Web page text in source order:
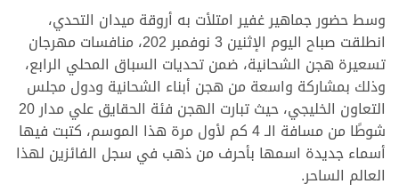
وسط حضور جماهير غفير امتلأت به أروقة ميدان التحدي،
انطلقت صباح اليوم الإثنين 3 نوفمبر 202، منافسات مهرجان
تسعيرة هجن الشحانية، ضمن تحديات السباق المحلي الرابع،
وذلك بمشاركة واسعة من هجن أبناء الشحانية ودول مجلس
التعاون الخليجي، حيث تبارت الهجن فئة الحقايق علي مدار 20
شوطًا من مسافة الـ 4 كم لأول مرة هذا الموسم، كتبت فيها
أسماء جديدة اسمها بأحرف من ذهب في سجل الفائزين لهذا
العالم الساحر.